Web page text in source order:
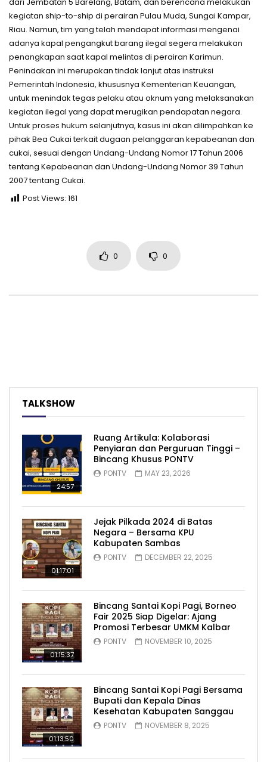
kegiatan ship-to-ship di perairan Pulau Muda, Sungai Kampar,
Riau. Namun, tim yang telah mendapat informasi mengenai
adanya kapal pengangkut barang ilegal segera melakukan
penangkapan saat kapal melintas di perairan Karimun.
Penindakan ini merupakan tindak lanjut atas instruksi
Pemerintah Indonesia, khususnya Kementerian Keuangan,
untuk menindak tegas pelaku atau oknum yang melaksanakan
kegiatan ilegal yang dapat merugikan pendapatan negara.
Untuk proses hukum selanjutnya, kasus ini akan dilimpahkan ke
pihak Bea Cukai terkait dugaan pelanggaran kepabeanan dan
cukai, sesuai dengan Undang-Undang Nomor 17 Tahun 2006
tentang Kepabeanan dan Undang-Undang Nomor 39 Tahun
2007 tentang Cukai.
Post Views: 161
0 0
TALKSHOW
24:57
Ruang Artikula: Kolaborasi
Penyiaran dan Perguruan Tinggi –
Bincang Khusus PONTV
PONTV MAY 23, 2026
01:17:01
Jejak Pilkada 2024 di Batas
Negara – Bersama KPU
Kabupaten Sambas
PONTV DECEMBER 22, 2025
01:15:37
Bincang Santai Kopi Pagi, Borneo
Fair 2025 Siap Digelar: Ajang
Promosi Terbesar UMKM Kalbar
PONTV NOVEMBER 10, 2025
01:13:50
Bincang Santai Kopi Pagi Bersama
Bupati dan Kepala Dinas
Kesehatan Kabupaten Sanggau
PONTV NOVEMBER 8, 2025